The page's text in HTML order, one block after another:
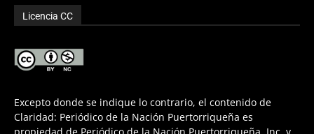
Licencia CC
Excepto donde se indique lo contrario, el contenido de
Claridad: Periódico de la Nación Puertorriqueña es